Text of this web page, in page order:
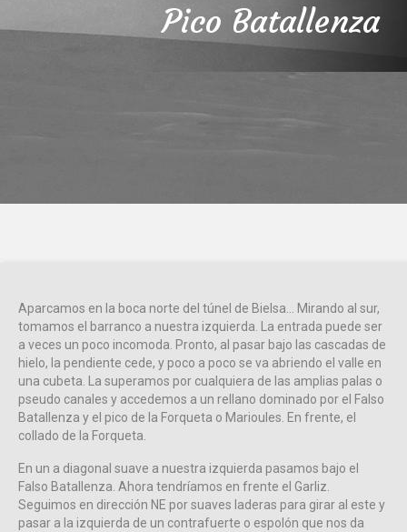
Pico Batallenza
Aparcamos en la boca norte del túnel de Bielsa… Mirando al sur,
tomamos el barranco a nuestra izquierda. La entrada puede ser
a veces un poco incomoda. Pronto, al pasar bajo las cascadas de
hielo, la pendiente cede, y poco a poco se va abriendo el valle en
una cubeta. La superamos por cualquiera de las amplias palas o
pseudo canales y accedemos a un rellano dominado por el Falso
Batallenza y el pico de la Forqueta o Marioules. En frente, el
collado de la Forqueta.
En un a diagonal suave a nuestra izquierda pasamos bajo el
Falso Batallenza. Ahora tendríamos en frente el Garliz.
Seguimos en dirección NE por suaves laderas para girar al este y
pasar a la izquierda de un contrafuerte o espolón que nos da